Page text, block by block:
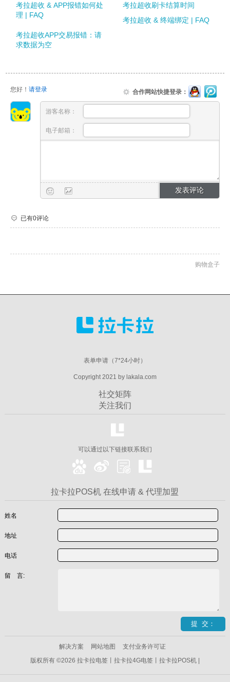
考拉超收 & APP报错如何处
理 | FAQ
考拉超收刷卡结算时间
考拉超收 & 终端绑定 | FAQ
考拉超收APP交易报错：请
求数据为空
您好！ 请登录 合作网站快捷登录：
游客名称：
电子邮箱：
已有0评论
购物盒子
表单申请（7*24小时）
Copyright 2021 by lakala.com
社交矩阵
关注我们
可以通过以下链接联系我们
拉卡拉POS机 在线申请 & 代理加盟
姓名
地址
电话
留 言:
解决方案 网站地图
支付业务许可证
版权所有 ©2026 拉卡拉电签丨拉卡拉4G电签丨拉卡拉POS机 |